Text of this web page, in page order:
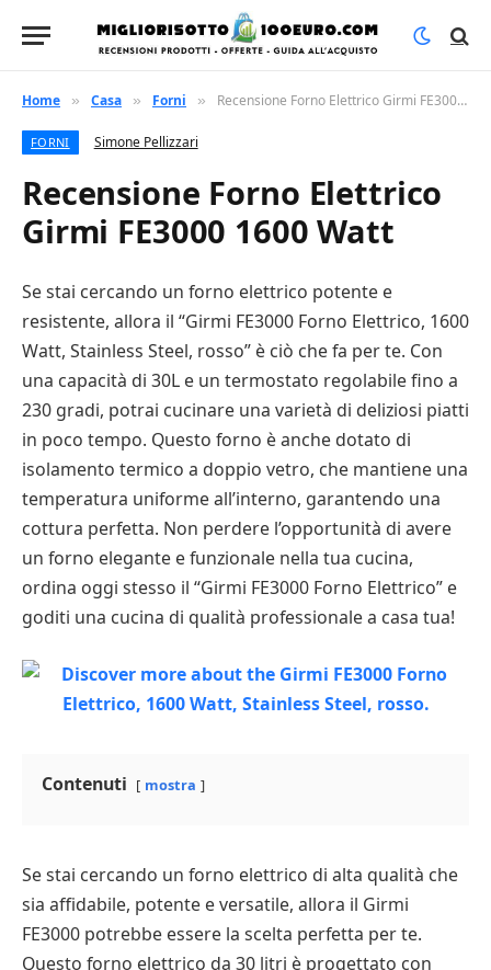
Home » Casa » Forni » Recensione Forno Elettrico Girmi FE3000 1600 Watt
FORNI Simone Pellizzari
Recensione Forno Elettrico
Girmi FE3000 1600 Watt
Se stai cercando un forno elettrico potente e
resistente, allora il “Girmi FE3000 Forno Elettrico, 1600
Watt, Stainless Steel, rosso” è ciò che fa per te. Con
una capacità di 30L e un termostato regolabile fino a
230 gradi, potrai cucinare una varietà di deliziosi piatti
in poco tempo. Questo forno è anche dotato di
isolamento termico a doppio vetro, che mantiene una
temperatura uniforme all’interno, garantendo una
cottura perfetta. Non perdere l’opportunità di avere
un forno elegante e funzionale nella tua cucina,
ordina oggi stesso il “Girmi FE3000 Forno Elettrico” e
goditi una cucina di qualità professionale a casa tua!
Contenuti mostra
Se stai cercando un forno elettrico di alta qualità che
sia affidabile, potente e versatile, allora il Girmi
FE3000 potrebbe essere la scelta perfetta per te.
Questo forno elettrico da 30 litri è progettato con